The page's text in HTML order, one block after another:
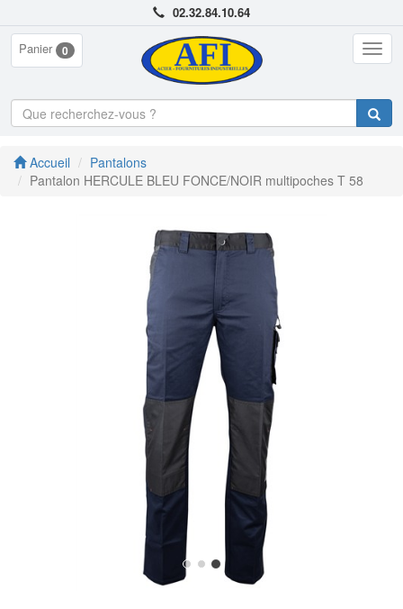
02.32.84.10.64
Panier 0
Accueil
Pantalons
Pantalon HERCULE BLEU FONCE/NOIR multipoches T 58